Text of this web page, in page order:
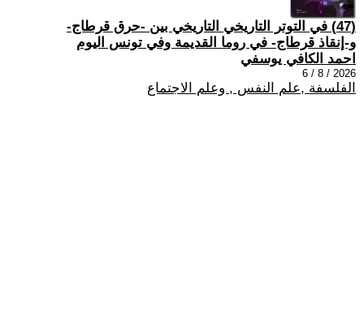
(47) في التوتر التاريخي التاريخي بين -حرق قرطاج-
و-إنقاذ قرطاج- في روما القديمة وفي تونس اليوم
احمد الكافي يوسفي
2026 / 8 / 6
الفلسفة ,علم النفس , وعلم الاجتماع